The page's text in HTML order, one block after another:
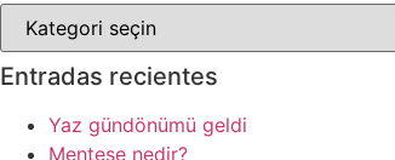
Entradas recientes
Yaz gündönümü geldi
Menteşe nedir?